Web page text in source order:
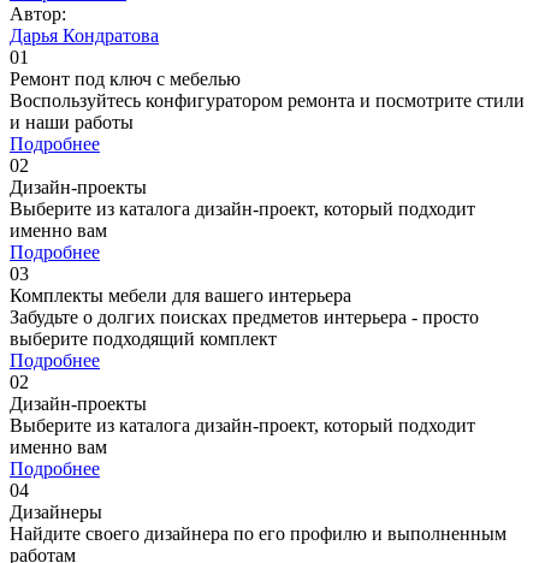
Автор:
Дарья Кондратова
01
Ремонт под ключ c мебелью
Воспользуйтесь конфигуратором ремонта и посмотрите стили
и наши работы
Подробнее
02
Дизайн-проекты
Выберите из каталога дизайн-проект, который подходит
именно вам
Подробнее
03
Комплекты мебели для вашего интерьера
Забудьте о долгих поисках предметов интерьера - просто
выберите подходящий комплект
Подробнее
02
Дизайн-проекты
Выберите из каталога дизайн-проект, который подходит
именно вам
Подробнее
04
Дизайнеры
Найдите своего дизайнера по его профилю и выполненным
работам